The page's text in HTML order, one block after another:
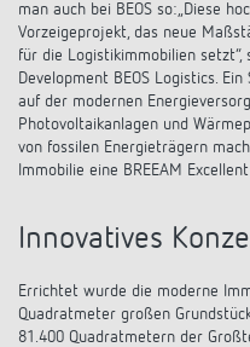
man auch bei BEOS so: „Diese
Vorzeigeprojekt, das neue
für die Logistikimmobilien setzt“,
Development BEOS Logistics.
auf der modernen
Photovoltaikanlagen und
von fossilen Energieträgern
Immobilie eine BREEAM
Innovatives
Errichtet wurde die moderne
Quadratmeter großen
81.400 Quadratmetern der